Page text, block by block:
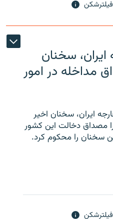
سخنان
مداخله در امور
ایران، سخنان اخیر
را مصداق دخالت این کشور
سخنان را محکوم کرد.